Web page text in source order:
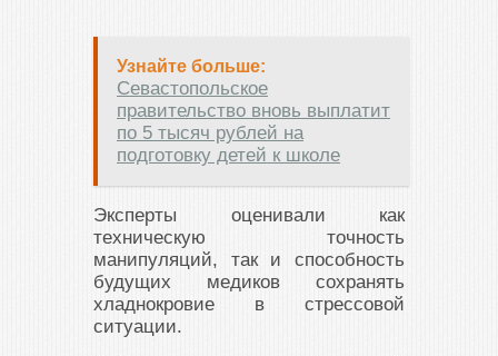
Узнайте больше:
Севастопольское
правительство вновь выплатит
по 5 тысяч рублей на
подготовку детей к школе
Эксперты оценивали как
техническую точность
манипуляций, так и способность
будущих медиков сохранять
хладнокровие в стрессовой
ситуации.